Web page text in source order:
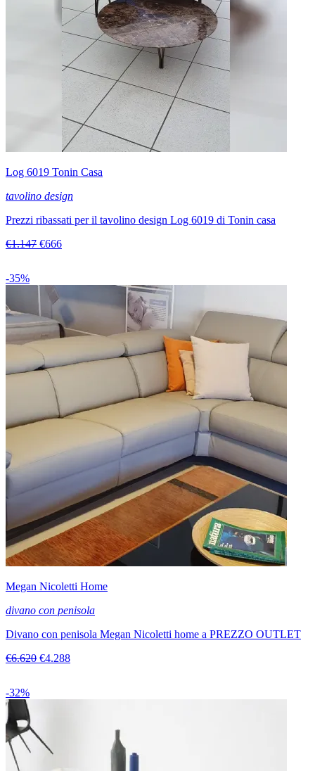
Log 6019 Tonin Casa
tavolino design
Prezzi ribassati per il tavolino design Log 6019 di Tonin casa
€1.147 €666
-35%
Megan Nicoletti Home
divano con penisola
Divano con penisola Megan Nicoletti home a PREZZO OUTLET
€6.620 €4.288
-32%